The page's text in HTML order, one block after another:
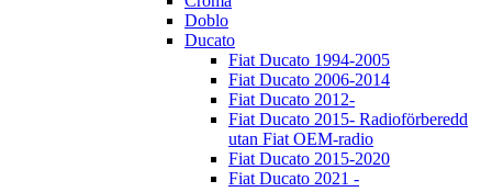
Doblo
Ducato
Fiat Ducato 1994-2005
Fiat Ducato 2006-2014
Fiat Ducato 2012-
Fiat Ducato 2015- Radioförberedd
utan Fiat OEM-radio
Fiat Ducato 2015-2020
Fiat Ducato 2021 -